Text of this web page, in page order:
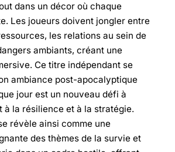
dans un décor où chaque
Les joueurs doivent jongler entre
les relations au sein de
ambiants, créant une
Ce titre indépendant se
ambiance post-apocalyptique
jour est un nouveau défi à
à la résilience et à la stratégie.
révèle ainsi comme une
des thèmes de la survie et